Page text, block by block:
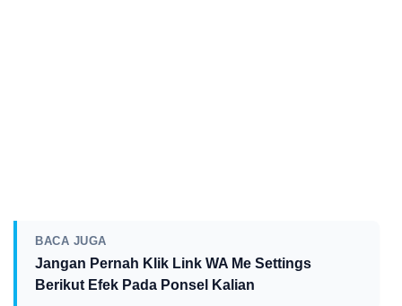
BACA JUGA
Jangan Pernah Klik Link WA Me Settings
Berikut Efek Pada Ponsel Kalian